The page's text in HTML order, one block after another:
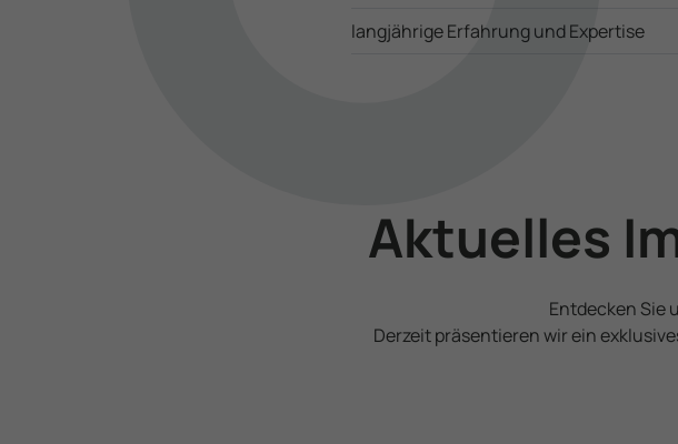
langjährige Erfahrung und Expertise
Aktuelles
Entdecken Sie
Derzeit präsentieren wir ein